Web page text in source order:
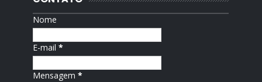
Nome
E-mail*
Mensagem*